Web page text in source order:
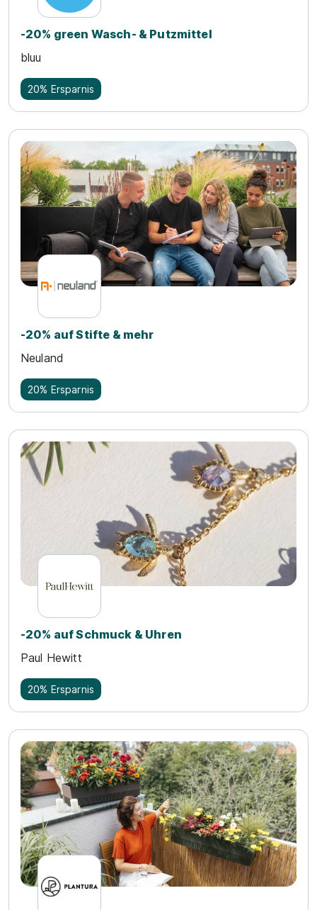
-20% green Wasch- & Putzmittel
bluu
20% Ersparnis
-20% auf Stifte & mehr
Neuland
20% Ersparnis
-20% auf Schmuck & Uhren
Paul Hewitt
20% Ersparnis